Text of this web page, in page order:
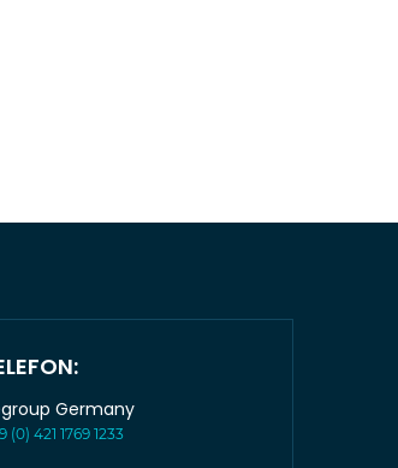
Germany
(0) 421 1769 1233